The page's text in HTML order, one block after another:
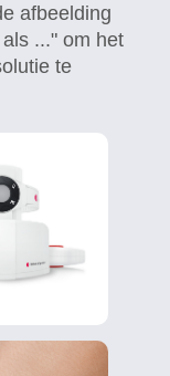
afbeelding
..." om het
te